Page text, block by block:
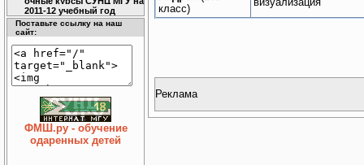
2011-12 учебный год
Поставьте ссылку на наш
сайт:
ФМШ.ру - обучение
одаренных детей
класс)
Реклама